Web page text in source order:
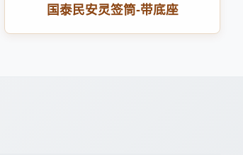
国泰民安灵签筒-带底座